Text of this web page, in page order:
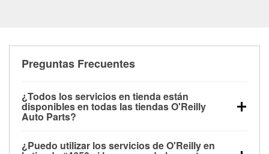
Preguntas Frecuentes
¿Todos los servicios en tienda están
disponibles en todas las tiendas O'Reilly
Auto Parts?
las pruebas de batería, pruebas de alternador y
¿Puedo utilizar los servicios de O'Reilly en